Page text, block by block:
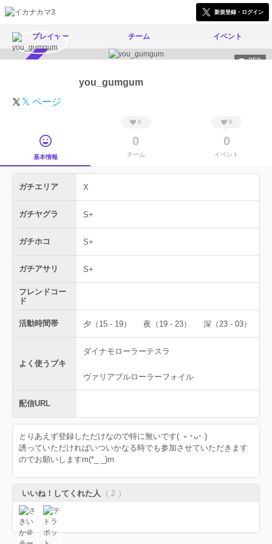
新規登録・ログイン
プレイヤー チーム イベント
359
you_gumgum
𝕏 ページ
基本情報
0
0
チーム
0
0
イベント
ガチエリア X
ガチヤグラ S+
ガチホコ S+
ガチアサリ S+
フレンドコー
ド
活動時間帯 夕（15 - 19） 夜（19 - 23） 深（23 - 03）
よく使うブキ
ダイナモローラーテスラ
ヴァリアブルローラーフォイル
配信URL
とりあえず登録しただけなので特に無いです( ﹡･ᴗ･ )
誘っていただければいついかなる時でも参加させていただきます
のでお願いしますm(*_ _)m
いいね！してくれた人 （ 2 ）